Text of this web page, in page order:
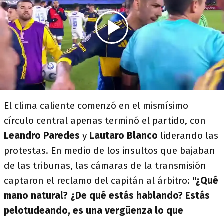
El clima caliente comenzó en el mismísimo
círculo central apenas terminó el partido, con
Leandro Paredes y Lautaro Blanco liderando las
protestas. En medio de los insultos que bajaban
de las tribunas, las cámaras de la transmisión
captaron el reclamo del capitán al árbitro: "¿Qué
mano natural? ¿De qué estás hablando? Estás
pelotudeando, es una vergüenza lo que